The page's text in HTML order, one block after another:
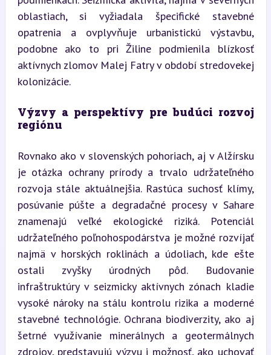
oblastiach, si vyžiadala špecifické stavebné
opatrenia a ovplyvňuje urbanistickú výstavbu,
podobne ako to pri Žiline podmienila blízkosť
aktívnych zlomov Malej Fatry v období stredovekej
kolonizácie.
Výzvy a perspektívy pre budúci rozvoj
regiónu
Rovnako ako v slovenských pohoriach, aj v Alžírsku
je otázka ochrany prírody a trvalo udržateľného
rozvoja stále aktuálnejšia. Rastúca suchosť klímy,
posúvanie púšte a degradačné procesy v Sahare
znamenajú veľké ekologické riziká. Potenciál
udržateľného poľnohospodárstva je možné rozvíjať
najmä v horských roklinách a údoliach, kde ešte
ostali zvyšky úrodných pôd. Budovanie
infraštruktúry v seizmicky aktívnych zónach kladie
vysoké nároky na stálu kontrolu rizika a moderné
stavebné technológie. Ochrana biodiverzity, ako aj
šetrné využívanie minerálnych a geotermálnych
zdrojov, predstavujú výzvu i možnosť, ako uchovať